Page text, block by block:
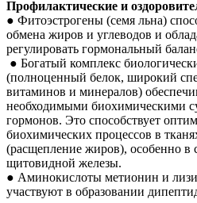
Профилактические и
● Фитоэстрогены (семя льна)
обмена жиров и углеводов и
регулировать гормональный
● Богатый комплекс
(полноценный белок, широкий
витаминов и минералов)
необходимыми биохимическими
гормонов. Это способствует
биохимических процессов в
(расщепление жиров), особенно в
щитовидной железы.
● Аминокислоты метионин и
участвуют в образовании